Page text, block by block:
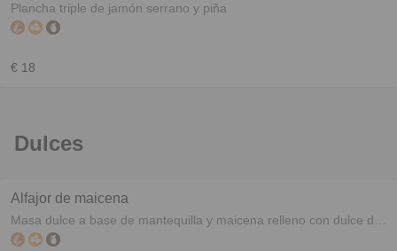
Plancha triple de jamón serrano y piña
€ 18
Dulces
Alfajor de maicena
Masa dulce a base de mantequilla y maicena relleno con dulce de
leche y coco